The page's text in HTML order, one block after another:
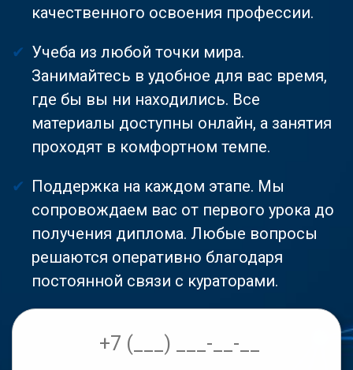
качественного освоения профессии.
Учеба из любой точки мира.
Занимайтесь в удобное для вас время,
где бы вы ни находились. Все
материалы доступны онлайн, а занятия
проходят в комфортном темпе.
Поддержка на каждом этапе. Мы
сопровождаем вас от первого урока до
получения диплома. Любые вопросы
решаются оперативно благодаря
постоянной связи с кураторами.